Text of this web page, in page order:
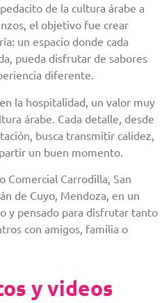
de la cultura árabe a
el objetivo fue crear
un espacio donde cada
pueda disfrutar de sabores
diferente.
la hospitalidad, un valor muy
árabe. Cada detalle, desde
busca transmitir calidez,
un buen momento.
Comercial Carrodilla, San
de Cuyo, Mendoza, en un
y pensado para disfrutar tanto
con amigos, familia o
y videos